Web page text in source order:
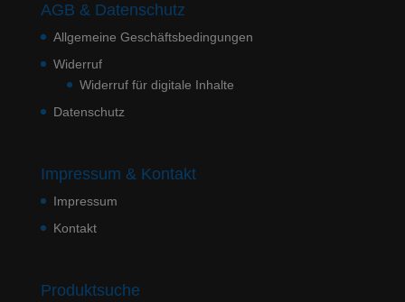
AGB & Datenschutz
Allgemeine Geschäftsbedingungen
Widerruf
Widerruf für digitale Inhalte
Datenschutz
Impressum & Kontakt
Impressum
Kontakt
Produktsuche